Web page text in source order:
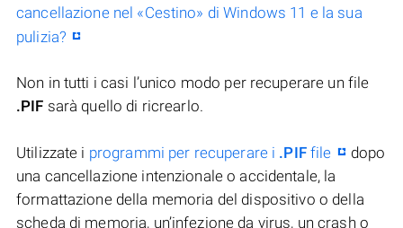
cancellazione nel «Cestino» di Windows 11 e la sua
pulizia?
Non in tutti i casi l’unico modo per recuperare un file
.PIF sarà quello di ricrearlo.
Utilizzate i programmi per recuperare i .PIFfile
dopo
una cancellazione intenzionale o accidentale, la
formattazione della memoria del dispositivo o della
scheda di memoria, un’infezione da virus, un crash o